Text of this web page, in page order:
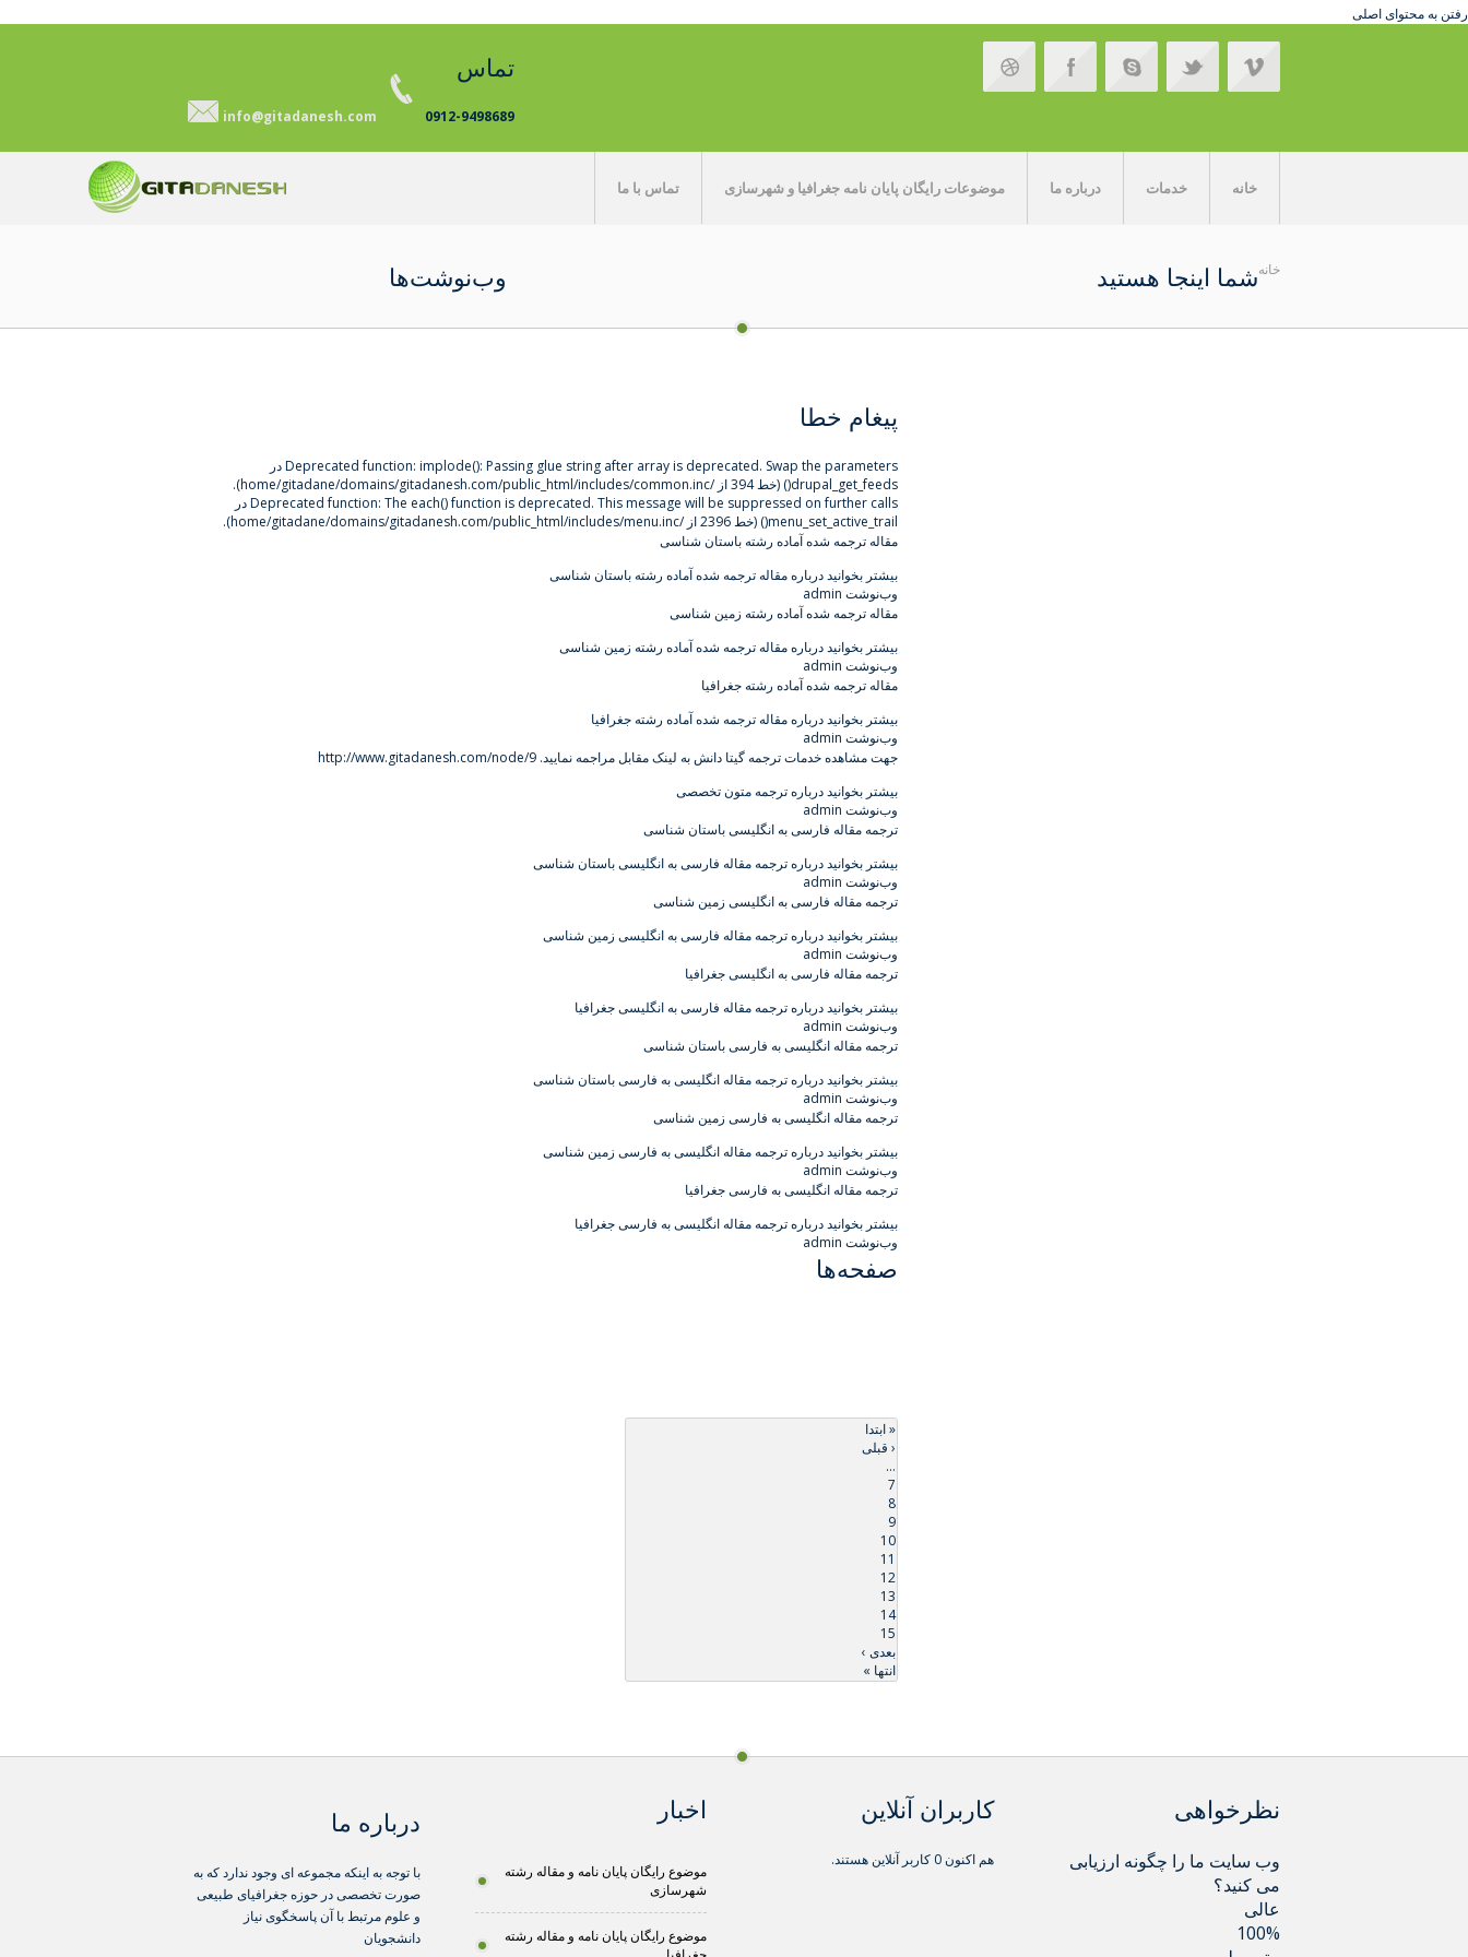
رفتن به محتوای اصلی
تماس
0912-9498689
info@gitadanesh.com
خانه خدمات درباره ما موضوعات رایگان پایان نامه جغرافیا و شهرسازی تماس با ما
وب‌نوشت‌ها شما اینجا هستیدخانه
پیغام خطا
Deprecated function: implode(): Passing glue string after array is deprecated. Swap the parameters در
drupal_get_feeds()
(خط394از/home/gitadane/domains/gitadanesh.com/public_html/includes/common.inc
).
Deprecated function: The each() function is deprecated. This message will be suppressed on further calls در
menu_set_active_trail() (خط2396از/home/gitadane/domains/gitadanesh.com/public_html/includes/menu.inc
).
مقاله ترجمه شده آماده رشته باستان شناسی
بیشتر بخوانیددرباره مقاله ترجمه شده آماده رشته باستان شناسی
وب‌نوشت admin
مقاله ترجمه شده آماده رشته زمین شناسی
بیشتر بخوانیددرباره مقاله ترجمه شده آماده رشته زمین شناسی
وب‌نوشت admin
مقاله ترجمه شده آماده رشته جغرافیا
بیشتر بخوانیددرباره مقاله ترجمه شده آماده رشته جغرافیا
وب‌نوشت admin
جهت مشاهده خدمات ترجمه گیتا دانش به لینک مقابل مراجمه نمایید. http://www.gitadanesh.com/node/9
بیشتر بخوانیددرباره ترجمه متون تخصصی
وب‌نوشت admin
ترجمه مقاله فارسی به انگلیسی باستان شناسی
بیشتر بخوانیددرباره ترجمه مقاله فارسی به انگلیسی باستان شناسی
وب‌نوشت admin
ترجمه مقاله فارسی به انگلیسی زمین شناسی
بیشتر بخوانیددرباره ترجمه مقاله فارسی به انگلیسی زمین شناسی
وب‌نوشت admin
ترجمه مقاله فارسی به انگلیسی جغرافیا
بیشتر بخوانیددرباره ترجمه مقاله فارسی به انگلیسی جغرافیا
وب‌نوشت admin
ترجمه مقاله انگلیسی به فارسی باستان شناسی
بیشتر بخوانیددرباره ترجمه مقاله انگلیسی به فارسی باستان شناسی
وب‌نوشت admin
ترجمه مقاله انگلیسی به فارسی زمین شناسی
بیشتر بخوانیددرباره ترجمه مقاله انگلیسی به فارسی زمین شناسی
وب‌نوشت admin
ترجمه مقاله انگلیسی به فارسی جغرافیا
بیشتر بخوانیددرباره ترجمه مقاله انگلیسی به فارسی جغرافیا
وب‌نوشت admin
صفحه‌ها
« ابتدا
‹ قبلی
…
7
8
9
10
11
12
13
14
15
بعدی ›
انتها »
درباره ما
با توجه به اینکه مجموعه ای وجود ندارد که به
صورت تخصصی در حوزه جغرافیای طبیعی
و علوم مرتبط با آن پاسخگوی نیاز
دانشجویان
اخبار
موضوع رایگان پایان نامه و مقاله رشته
شهرسازی
موضوع رایگان پایان نامه و مقاله رشته
کاربران آنلاین
هم اکنون 0 کاربر آنلاین هستند.
نظرخواهی
وب سایت ما را چگونه ارزیابی
می کنید؟
عالی
100%